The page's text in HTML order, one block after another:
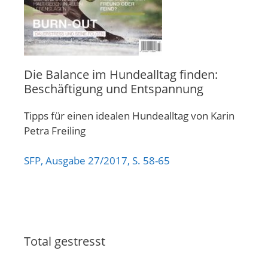
Die Balance im Hundealltag finden:
Beschäftigung und Entspannung
Tipps für einen idealen Hundealltag von Karin
Petra Freiling
SFP, Ausgabe 27/2017, S. 58-65
Total gestresst